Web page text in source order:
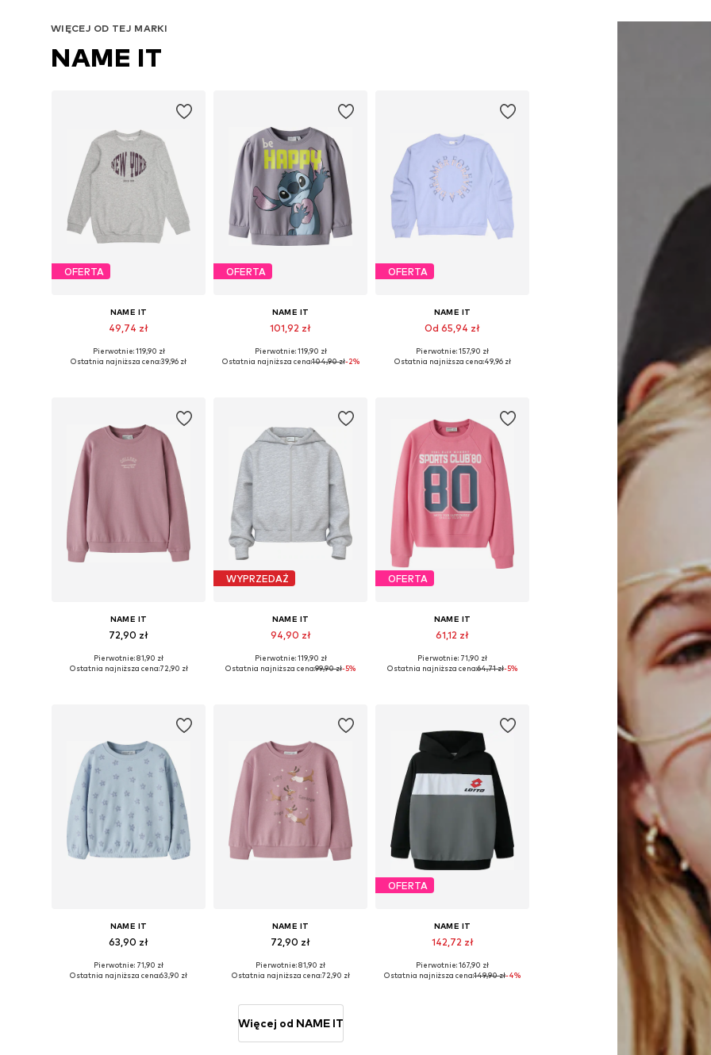
WIĘCEJ OD TEJ MARKI
NAME IT
OFERTA
NAME IT
49,74 zł
Pierwotnie: 119,90 zł
Ostatnia najniższa cena:39,96 zł
OFERTA
NAME IT
101,92 zł
Dostępne w różnych rozmiarach
Pierwotnie: 119,90 zł
Ostatnia najniższa cena:104,90 zł-2%
OFERTA
NAME IT
Od 65,94 zł
Pierwotnie: 157,90 zł
Ostatnia najniższa cena:49,96 zł
NAME IT
72,90 zł
Pierwotnie: 81,90 zł
Ostatnia najniższa cena:72,90 zł
WYPRZEDAŻ
NAME IT
94,90 zł
Pierwotnie: 119,90 zł
Ostatnia najniższa cena:99,90 zł-5%
OFERTA
NAME IT
61,12 zł
Dostępne w różnych rozmiarach
Pierwotnie: 71,90 zł
Ostatnia najniższa cena:64,71 zł-5%
NAME IT
63,90 zł
Dostępne w różnych rozmiarach
Pierwotnie: 71,90 zł
Ostatnia najniższa cena:63,90 zł
NAME IT
72,90 zł
Dostępne w różnych rozmiarach
Pierwotnie: 81,90 zł
Ostatnia najniższa cena:72,90 zł
OFERTA
NAME IT
142,72 zł
Dostępne w różnych rozmiarach
Pierwotnie: 167,90 zł
Ostatnia najniższa cena:149,90 zł-4%
Więcej od NAME IT